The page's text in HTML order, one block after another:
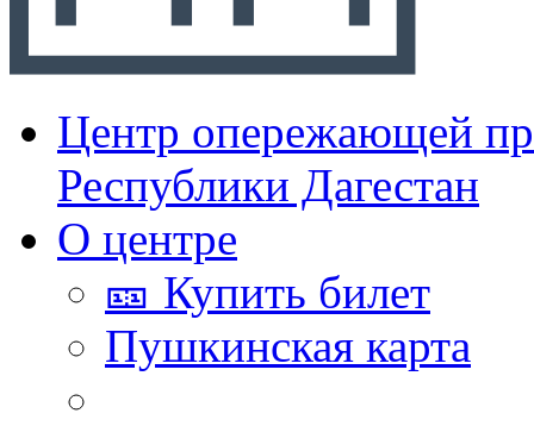
Центр опережающей
Республики Дагестан
О центре
🎫 Купить билет
Пушкинская карта